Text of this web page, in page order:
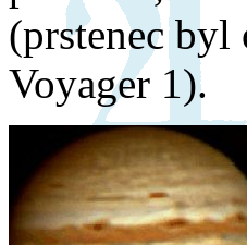
(prstenec byl
Voyager 1).